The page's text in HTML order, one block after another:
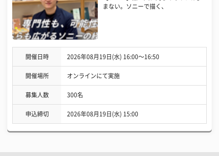
まない。ソニーで描く、
開催日時 2026年08月19日(水) 16:00〜16:50
開催場所 オンラインにて実施
募集人数 300名
申込締切 2026年08月19日(水) 15:00